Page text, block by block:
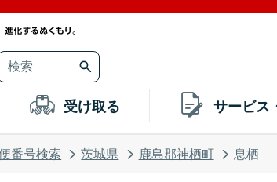
受け取る サービス
番号検索 茨城県 鹿島郡神栖町 息栖